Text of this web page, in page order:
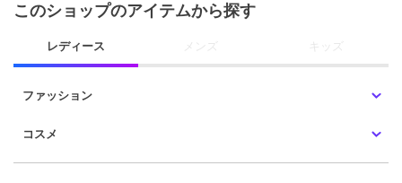
このショップのアイテムから探す
レディース メンズ キッズ
ファッション
コスメ